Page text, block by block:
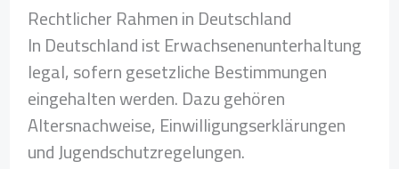
Rechtlicher Rahmen in Deutschland
In Deutschland ist Erwachsenenunterhaltung
legal, sofern gesetzliche Bestimmungen
eingehalten werden. Dazu gehören
Altersnachweise, Einwilligungserklärungen
und Jugendschutzregelungen.